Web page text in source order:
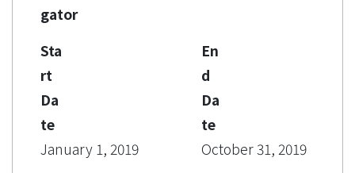
gator
Sta
rt
Da
te
January 1, 2019
En
d
Da
te
October 31, 2019